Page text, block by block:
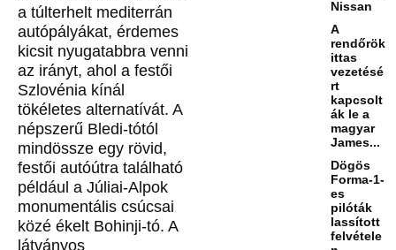
a túlterhelt mediterrán
autópályákat, érdemes
kicsit nyugatabbra venni
az irányt, ahol a festői
Szlovénia kínál
tökéletes alternatívát. A
népszerű Bledi-tótól
mindössze egy rövid,
festői autóútra található
például a Júliai-Alpok
monumentális csúcsai
közé ékelt Bohinji-tó. A
látványos
Nissan
A
rendőrök
ittas
vezetésé
rt
kapcsolt
ák le a
magyar
James...
Dögös
Forma-1-
es
pilóták
lassított
felvétele